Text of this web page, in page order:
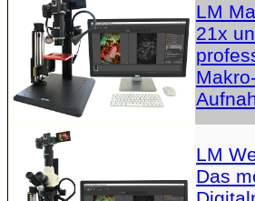
LM
21x
LM
Das